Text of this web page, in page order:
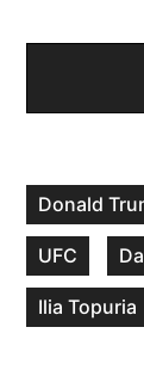
Donald
UFC
Ilia Topuria